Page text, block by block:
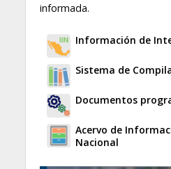
informada.
Información de
Sistema de
Documentos
Acervo de
Nacional